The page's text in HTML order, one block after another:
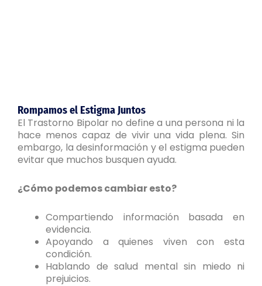
Rompamos el Estigma Juntos
El Trastorno Bipolar no define a una persona ni la
hace menos capaz de vivir una vida plena. Sin
embargo, la desinformación y el estigma pueden
evitar que muchos busquen ayuda.
¿Cómo podemos cambiar esto?
Compartiendo información basada en
evidencia.
Apoyando a quienes viven con esta
condición.
Hablando de salud mental sin miedo ni
prejuicios.